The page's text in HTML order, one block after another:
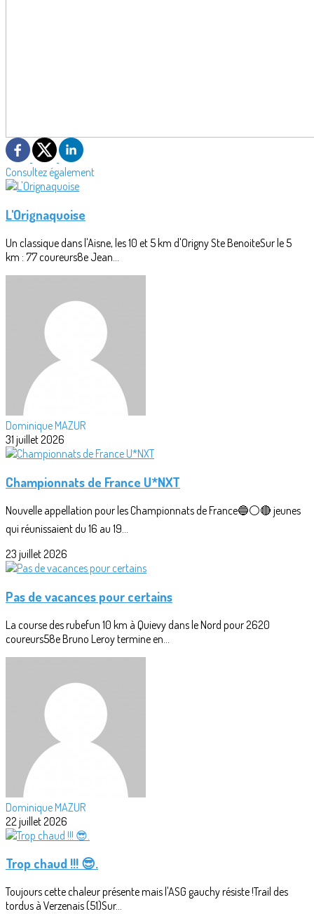
Consultez également
L'Orignaquoise
Un classique dans l'Aisne, les 10 et 5 km d'Origny Ste BenoiteSur le 5
km : 77 coureurs8e Jean...
Dominique MAZUR
31 juillet 2026
Championnats de France U*NXT
Nouvelle appellation pour les Championnats de France🔵⚪🔴 jeunes
qui réunissaient du 16 au 19...
23 juillet 2026
Pas de vacances pour certains
La course des rubefun 10 km à Quievy dans le Nord pour 2620
coureurs58e Bruno Leroy termine en...
Dominique MAZUR
22 juillet 2026
Trop chaud !!! 😎.
Toujours cette chaleur présente mais l'ASG gauchy résiste !Trail des
tordus à Verzenais (51)Sur...